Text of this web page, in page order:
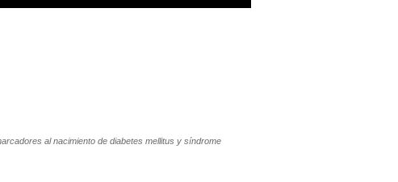
al nacimiento de diabetes mellitus y síndrome